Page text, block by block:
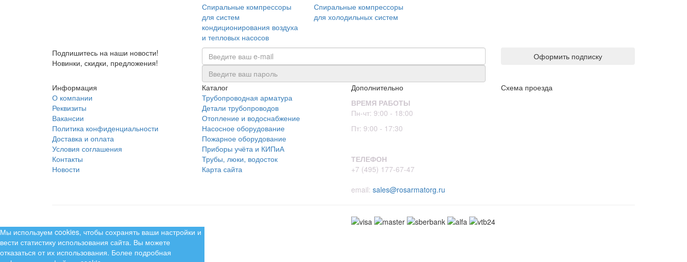
Спиральные компрессоры
для систем
кондиционирования воздуха
и тепловых насосов
Спиральные компрессоры
для холодильных систем
Подпишитесь на наши новости!
Новинки, скидки, предложения!
Оформить подписку
Информация
О компании
Реквизиты
Вакансии
Политика конфиденциальности
Доставка и оплата
Условия соглашения
Контакты
Новости
Каталог
Трубопроводная арматура
Детали трубопроводов
Отопление и водоснабжение
Насосное оборудование
Пожарное оборудование
Приборы учёта и КИПиА
Трубы, люки, водосток
Карта сайта
Дополнительно
ВРЕМЯ РАБОТЫ
Пн-чт: 9:00 - 18:00
Пт: 9:00 - 17:30
ТЕЛЕФОН
+7 (495) 177-67-47
email: sales@rosarmatorg.ru
Схема проезда
Мы используем cookies, чтобы сохранять ваши настройки и
вести статистику использования сайта. Вы можете
отказаться от их использования. Более подробная